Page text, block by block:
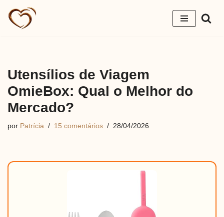
Pular
Utensílios de Viagem
OmieBox: Qual o Melhor do
Mercado?
por Patrícia 15 comentários 28/04/2026